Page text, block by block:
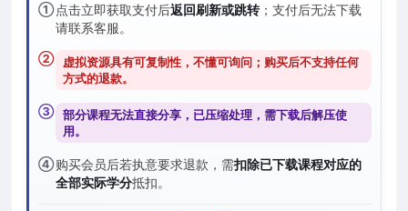
① 点击立即获取支付后返回刷新或跳转；支付后无法下载
请联系客服。
② 虚拟资源具有可复制性，不懂可询问；购买后不支持任何
方式的退款。
③ 部分课程无法直接分享，已压缩处理，需下载后解压使
用。
④购买会员后若执意要求退款，需扣除已下载课程对应的
全部实际学分抵扣。